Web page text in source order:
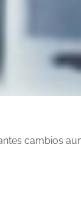
cambios